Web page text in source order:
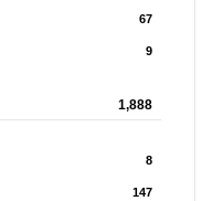
67
9
1,888
8
147